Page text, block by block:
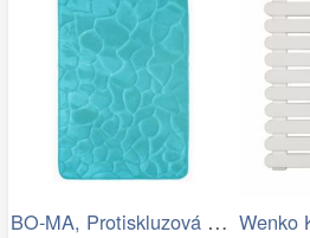
BO-MA, Protiskluzová koupelnová…